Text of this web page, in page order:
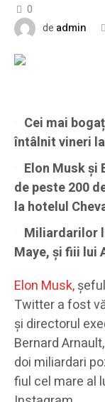
0
de admin
Cei mai
întâlnit vineri
Elon Musk și
de peste 200
la hotelul
Miliardarilor
Maye, și fiii lui
Elon Musk,
Twitter a fost
și directorul
Bernard
doi miliardari
fiul cel mare al